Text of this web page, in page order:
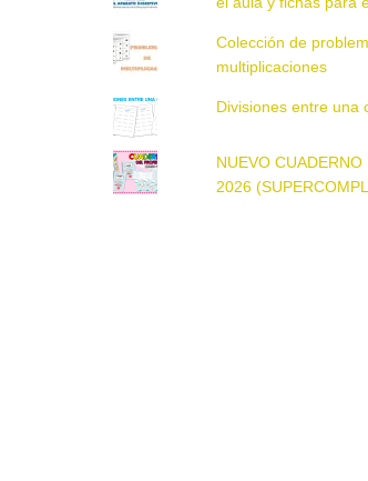
Colección de
multiplicaciones
Divisiones entre una
NUEVO
2026